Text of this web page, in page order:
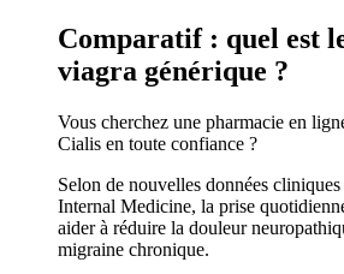
Comparatif : quel est
viagra générique ?
Vous cherchez une pharmacie en
Cialis en toute confiance ?
Selon de nouvelles données
Internal Medicine, la prise
aider à réduire la douleur
migraine chronique.